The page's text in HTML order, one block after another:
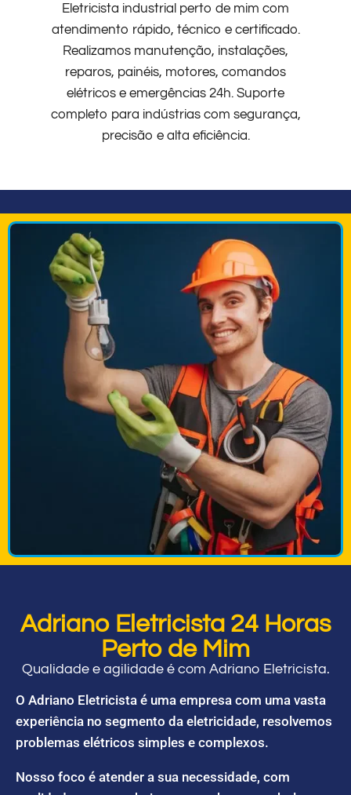
Eletricista industrial perto de mim com
atendimento rápido, técnico e certificado.
Realizamos manutenção, instalações,
reparos, painéis, motores, comandos
elétricos e emergências 24h. Suporte
completo para indústrias com segurança,
precisão e alta eficiência.
Adriano Eletricista 24 Horas
Perto de Mim
Qualidade e agilidade é com Adriano Eletricista.
O Adriano Eletricista é uma empresa com uma vasta
experiência no segmento da eletricidade, resolvemos
problemas elétricos simples e complexos.
Nosso foco é atender a sua necessidade, com